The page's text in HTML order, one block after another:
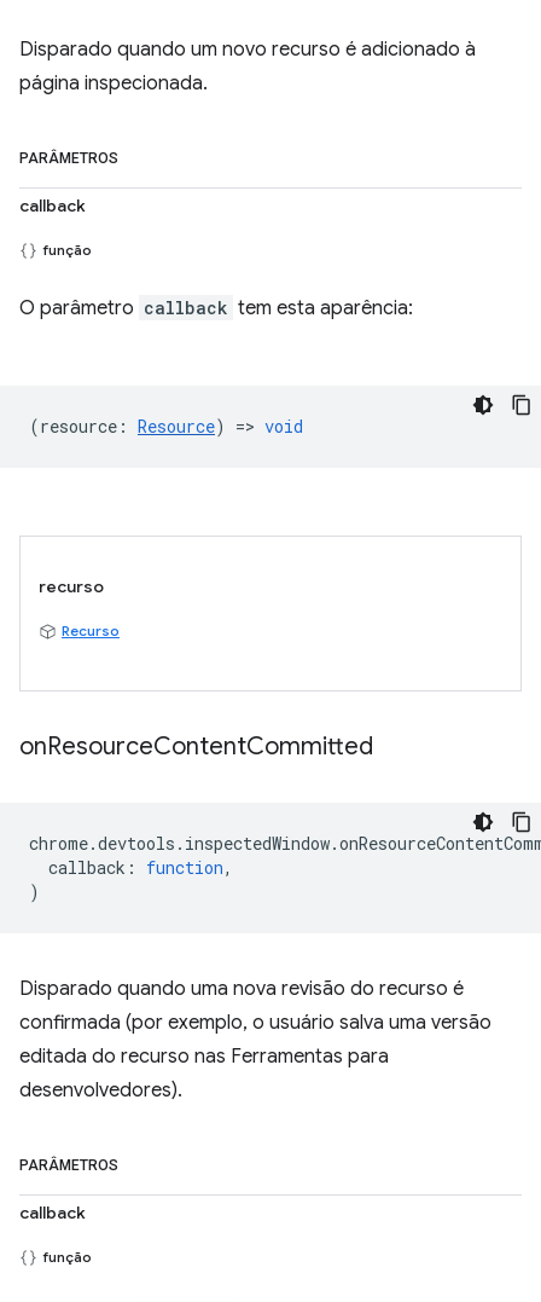
Disparado quando um novo recurso é adicionado à
página inspecionada.
PARÂMETROS
callback
função
O parâmetro callback tem esta aparência:
(resource : Resource) => void
recurso
Recurso
onResourceContentCommitted
chrome.devtools . inspectedWindow.
callback : function,
)
Disparado quando uma nova revisão do recurso é
confirmada (por exemplo, o usuário salva uma versão
editada do recurso nas Ferramentas para
desenvolvedores).
PARÂMETROS
callback
função